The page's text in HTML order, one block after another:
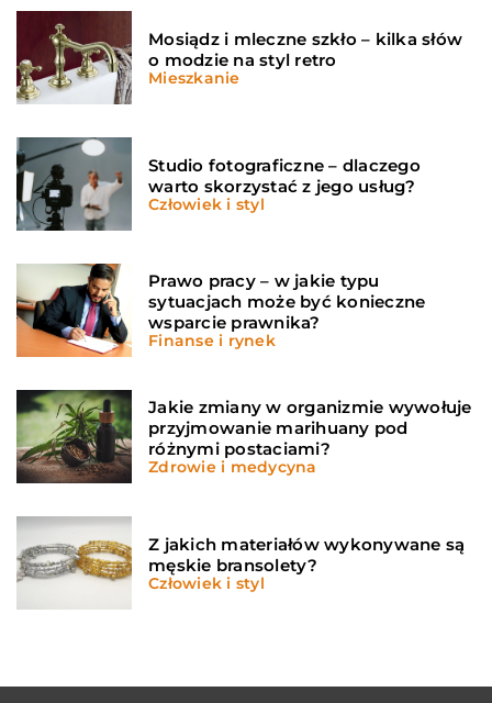
Mosiądz i mleczne szkło – kilka słów
o modzie na styl retro
Mieszkanie
Studio fotograficzne – dlaczego
warto skorzystać z jego usług?
Człowiek i styl
Prawo pracy – w jakie typu
sytuacjach może być konieczne
wsparcie prawnika?
Finanse i rynek
Jakie zmiany w organizmie wywołuje
przyjmowanie marihuany pod
różnymi postaciami?
Zdrowie i medycyna
Z jakich materiałów wykonywane są
męskie bransolety?
Człowiek i styl